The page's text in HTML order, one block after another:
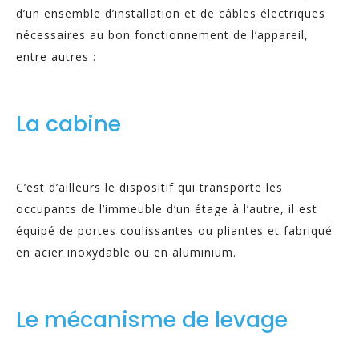
d’un ensemble d’installation et de câbles électriques
nécessaires au bon fonctionnement de l’appareil,
entre autres :
La cabine
C’est d’ailleurs le dispositif qui transporte les
occupants de l’immeuble d’un étage à l’autre, il est
équipé de portes coulissantes ou pliantes et fabriqué
en acier inoxydable ou en aluminium.
Le mécanisme de levage